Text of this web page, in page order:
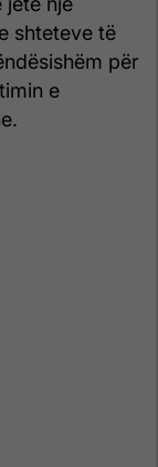
shteteve të
për
e